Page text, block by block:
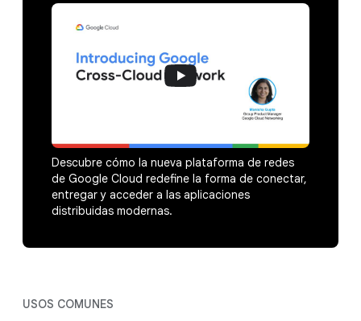
Descubre cómo la nueva plataforma de redes
de Google Cloud redefine la forma de conectar,
entregar y acceder a las aplicaciones
distribuidas modernas.
USOS COMUNES